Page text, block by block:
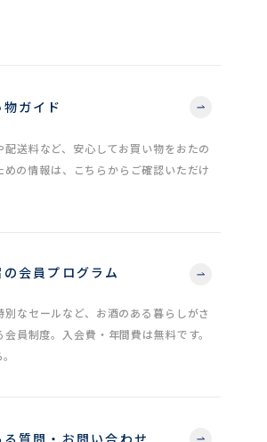
ガイド
配送料など、安心してお買い物をおたの
めの情報は、こちらからご確認いただけ
会員プログラム
別なセールなど、お酒のある暮らしがさ
会員制度。入会費・年間費は無料です。